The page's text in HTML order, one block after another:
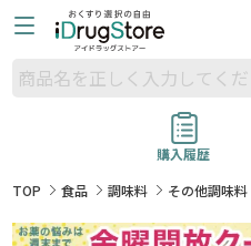
購入履歴
TOP
食品 調味料 その他調味料